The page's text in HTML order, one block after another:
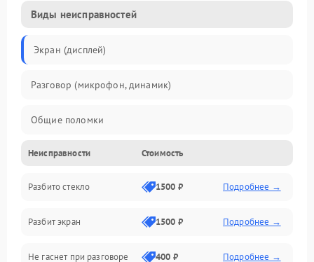
Виды неисправностей
Экран (дисплей)
Разговор (микрофон, динамик)
Общие поломки
Проблемы связи
Камеры
Проблемы с дисплеем и сенсором
Неисправности Стоимость
Разбито стекло 1500 ₽ Подробнее →
Разбит экран 1500 ₽ Подробнее →
Не гаснет при разговоре 400 ₽ Подробнее →